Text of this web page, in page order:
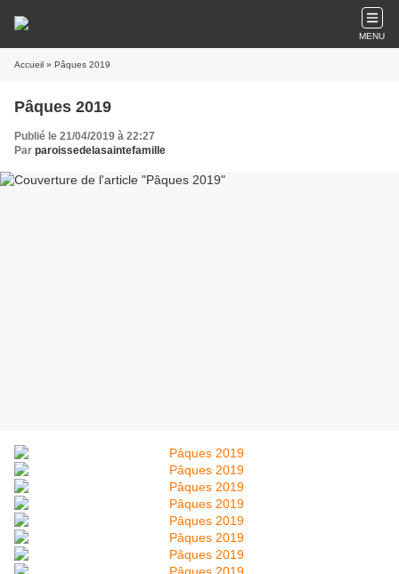
MENU
Accueil » Pâques 2019
Pâques 2019
Publié le 21/04/2019 à 22:27
Par paroissedelasaintefamille